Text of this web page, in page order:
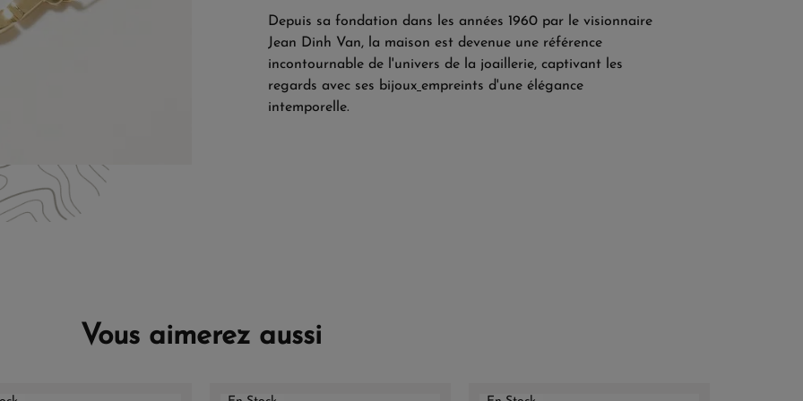
Depuis sa fondation dans les années 1960 par le visionnaire
Jean Dinh Van, la maison est devenue une référence
incontournable de l'univers de la joaillerie, captivant les
regards avec ses bijoux empreints d'une élégance
intemporelle.
Vous aimerez aussi